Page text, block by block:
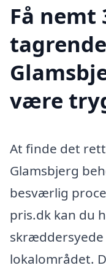
Få nemt
være
At finde det
Glamsbjerg
besværlig
pris.dk kan du
lokalområdet.